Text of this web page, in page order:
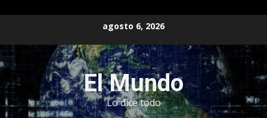
contenido
agosto 6, 2026
El Mundo
Lo dice todo